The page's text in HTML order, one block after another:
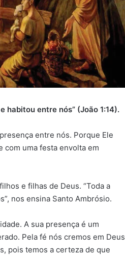
habitou entre nós” (João 1:14).
entre nós. Porque Ele
com uma festa envolta em
e filhas de Deus. “Toda a
nos ensina Santo Ambrósio.
A sua presença é um
Pela fé nós cremos em Deus
pois temos a certeza de que